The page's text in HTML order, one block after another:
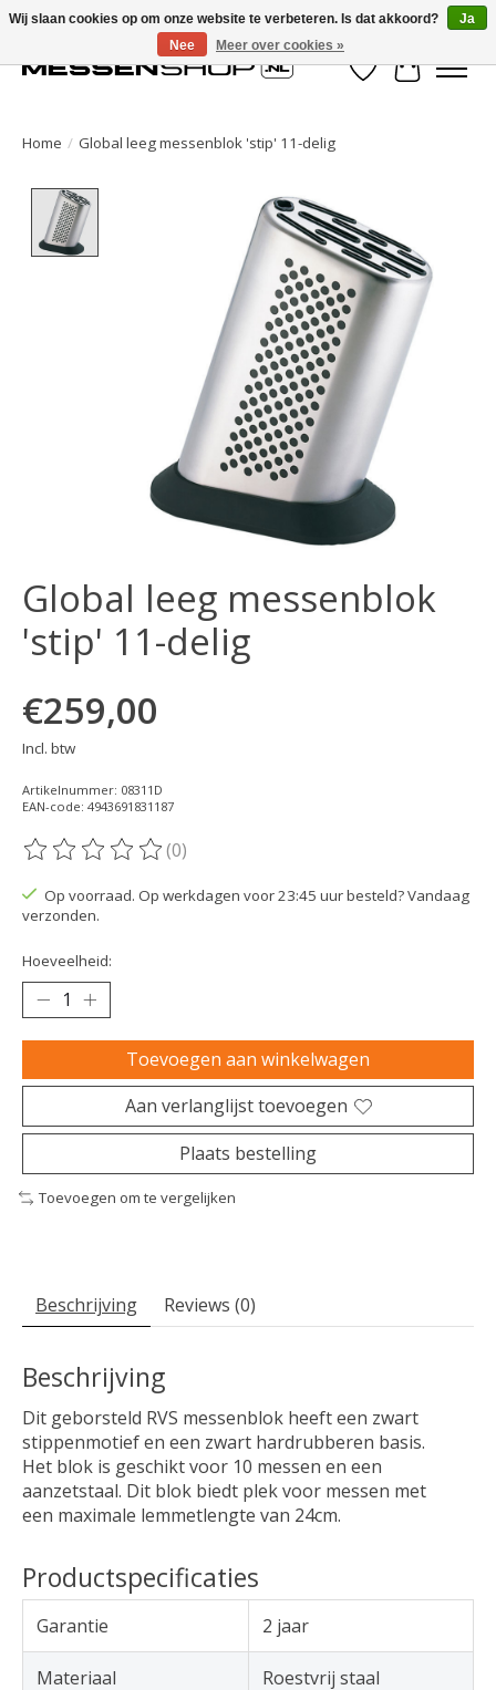
Verlanglijst
Home / Global leeg messenblok 'stip' 11-delig
Product image slideshow Items
Global leeg messenblok
'stip' 11-delig
€259,00
Incl. btw
Artikelnummer: 08311D
EAN-code: 4943691831187
De beoordeling van dit product is
(0)
Op voorraad. Op werkdagen voor 23:45 uur besteld? Vandaag
verzonden.
Hoeveelheid:
Toevoegen aan winkelwagen
Aan verlanglijst toevoegen
Plaats bestelling
Toevoegen om te vergelijken
Beschrijving Reviews (0)
Beschrijving
Dit geborsteld RVS messenblok heeft een zwart
stippenmotief en een zwart hardrubberen basis.
Het blok is geschikt voor 10 messen en een
aanzetstaal. Dit blok biedt plek voor messen met
een maximale lemmetlengte van 24cm.
Productspecificaties
Garantie 2 jaar
Materiaal Roestvrij staal
Wij slaan cookies op om onze website te verbeteren. Is dat akkoord?
Ja
Nee
Meer over cookies »